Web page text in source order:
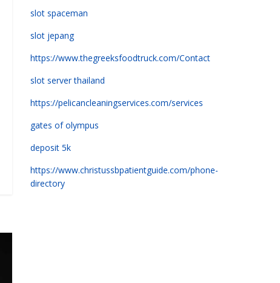
slot spaceman
slot jepang
https://www.thegreeksfoodtruck.com/Contact
slot server thailand
https://pelicancleaningservices.com/services
gates of olympus
deposit 5k
https://www.christussbpatientguide.com/phone-
directory